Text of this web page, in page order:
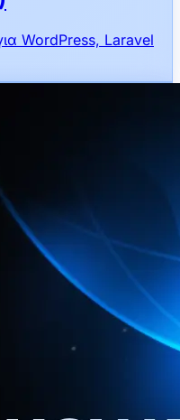
WordPress, Laravel